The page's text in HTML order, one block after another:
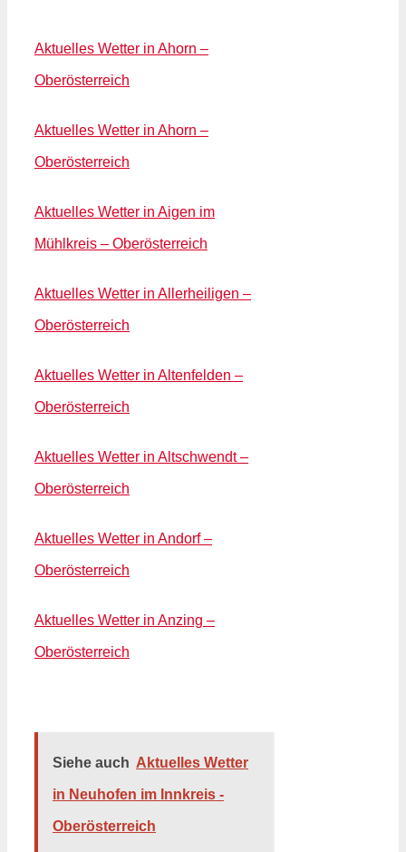
Aktuelles Wetter in Ahorn –
Oberösterreich
Aktuelles Wetter in Ahorn –
Oberösterreich
Aktuelles Wetter in Aigen im
Mühlkreis – Oberösterreich
Aktuelles Wetter in Allerheiligen –
Oberösterreich
Aktuelles Wetter in Altenfelden –
Oberösterreich
Aktuelles Wetter in Altschwendt –
Oberösterreich
Aktuelles Wetter in Andorf –
Oberösterreich
Aktuelles Wetter in Anzing –
Oberösterreich
Siehe auch Aktuelles Wetter
in Neuhofen im Innkreis -
Oberösterreich